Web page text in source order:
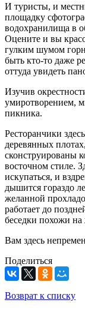
И туристы, и
площадку
водохранилища в
Оцените и вы
гулким шумом
быть кто-то даже
оттуда увидеть
Изучив
умиротворением,
пикника.
Ресторанчики
деревянных
сконструированы
восточном стиле.
искупаться, и
дышится гораздо
желанной
работает до
беседки похожи
Вам здесь
Поделиться
Возврат к списку